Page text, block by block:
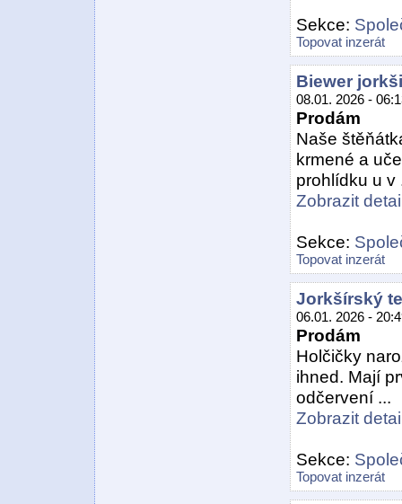
Sekce:
Topovat inzerát
Biewer
08.01. 2026 -
Prodám
Naše
krmené a
prohlídku u v
Zobrazit
Sekce:
Topovat inzerát
Jorkšírský
06.01. 2026 -
Prodám
Holčičky
ihned. Mají
odčervení ...
Zobrazit
Sekce:
Topovat inzerát